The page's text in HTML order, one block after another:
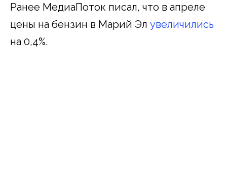
Ранее МедиаПоток писал, что в апреле
цены на бензин в Марий Эл увеличились
на 0,4%.